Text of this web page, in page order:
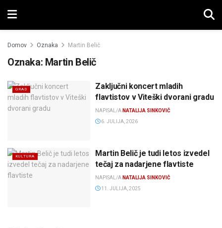
Domov Oznaka Martin Belič
Oznaka: Martin Belič
GRAD
Zaključni koncert mladih
flavtistov v Viteški dvorani gradu
NAPISAL/A NATALIJA SINKOVIČ
6. JULIJA, 2026
KULTURA
Martin Belič je tudi letos izvedel
tečaj za nadarjene flavtiste
NAPISAL/A NATALIJA SINKOVIČ
11. JULIJA, 2025